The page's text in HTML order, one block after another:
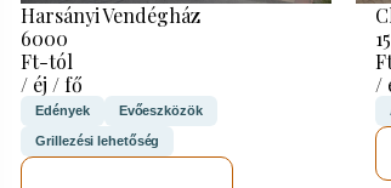
Harsányi Vendégház
6000
Ft-tól
/ éj / fő
Edények Evőeszközök
Grillezési lehetőség
/